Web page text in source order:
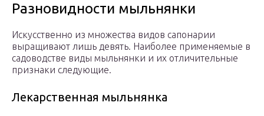
Разновидности мыльнянки
Искусственно из множества видов сапонарии
выращивают лишь девять. Наиболее применяемые в
садоводстве виды мыльнянки и их отличительные
признаки следующие.
Лекарственная мыльнянка